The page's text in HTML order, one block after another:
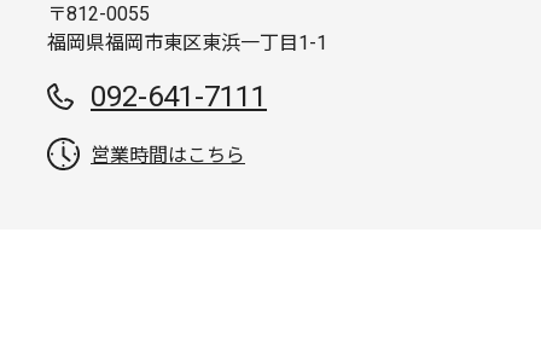
〒812-0055
福岡県福岡市東区東浜一丁目1-1
092-641-7111
営業時間はこちら